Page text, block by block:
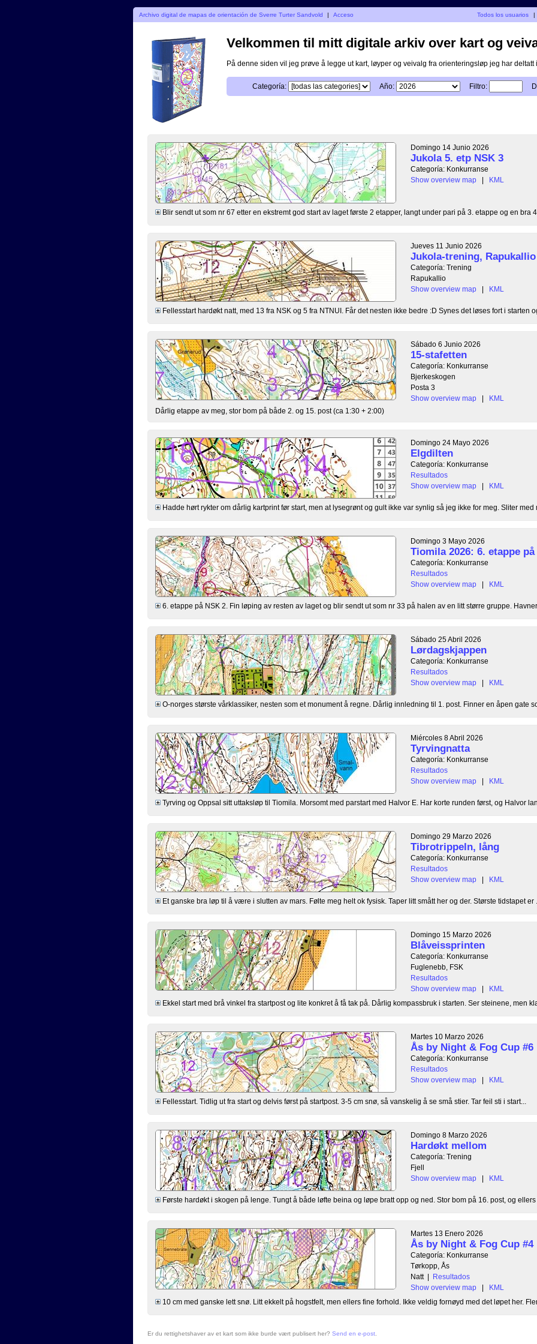
Archivo digital de mapas de orientación de Sverre Turter Sandvold | Acceso Todos los usuarios |
Velkommen til mitt digitale arkiv over kart og
På denne siden vil jeg prøve å legge ut kart, løyper og veivalg fra orienteringsløp jeg har deltatt i.
Categoría: Año: Filtro:
Domingo 14 Junio 2026
Jukola 5. etp NSK 3
Categoría: Konkurranse
Show overview map
| KML
Blir sendt ut som nr 67 etter en ekstremt god start av laget første 2 etapper, langt under pari på 3. etappe og en bra 4.
Jueves 11 Junio 2026
Jukola-trening, Rapukallio
Categoría: Trening
Rapukallio
Show overview map
| KML
Fellesstart hardøkt natt, med 13 fra NSK og 5 fra NTNUI. Får det nesten ikke bedre :D Synes det løses fort i starten
Sábado 6 Junio 2026
15-stafetten
Categoría: Konkurranse
Bjerkeskogen
Posta 3
Show overview map
|
KML
Dårlig etappe av meg, stor bom på både 2. og 15. post (ca 1:30 + 2:00)
Domingo 24 Mayo 2026
Elgdilten
Categoría: Konkurranse
Resultados
Show overview map
| KML
Hadde hørt rykter om dårlig kartprint før start, men at lysegrønt og gult ikke var synlig så jeg ikke for meg. Sliter med
Domingo 3 Mayo 2026
Tiomila 2026: 6. etappe på
Categoría: Konkurranse
Resultados
Show overview map
| KML
6. etappe på NSK 2. Fin løping av resten av laget og blir sendt ut som nr 33 på halen av en litt større gruppe. Havner
Sábado 25 Abril 2026
Lørdagskjappen
Categoría: Konkurranse
Resultados
Show overview map
| KML
O-norges største vårklassiker, nesten som et monument å regne. Dårlig innledning til 1. post. Finner en åpen gate
Miércoles 8 Abril 2026
Tyrvingnatta
Categoría: Konkurranse
Resultados
Show overview map
| KML
Tyrving og Oppsal sitt uttaksløp til Tiomila. Morsomt med parstart med Halvor E. Har korte runden først, og Halvor
Domingo 29 Marzo 2026
Tibrotrippeln, lång
Categoría: Konkurranse
Resultados
Show overview map
| KML
Et ganske bra løp til å være i slutten av mars. Følte meg helt ok fysisk. Taper litt smått her og der. Største tidstapet er ...
Domingo 15 Marzo 2026
Blåveissprinten
Categoría: Konkurranse
Fuglenebb, FSK
Resultados
Show overview map
|
KML
Ekkel start med brå vinkel fra startpost og lite konkret å få tak på. Dårlig kompassbruk i starten. Ser steinene, men
Martes 10 Marzo 2026
Ås by Night & Fog Cup #6
Categoría: Konkurranse
Resultados
Show overview map
| KML
Fellesstart. Tidlig ut fra start og delvis først på startpost. 3-5 cm snø, så vanskelig å se små stier. Tar feil sti i start...
Domingo 8 Marzo 2026
Hardøkt mellom
Categoría: Trening
Fjell
Show overview map
| KML
Første hardøkt i skogen på lenge. Tungt å både løfte beina og løpe bratt opp og ned. Stor bom på 16. post, og ellers
Martes 13 Enero 2026
Ås by Night & Fog Cup #4
Categoría: Konkurranse
Tørkopp, Ås
Natt | Resultados
Show overview map
|
KML
10 cm med ganske lett snø. Litt ekkelt på hogstfelt, men ellers fine forhold. Ikke veldig fornøyd med det løpet her.
Er du rettighetshaver av et kart som ikke burde vært publisert her? Send en e-post